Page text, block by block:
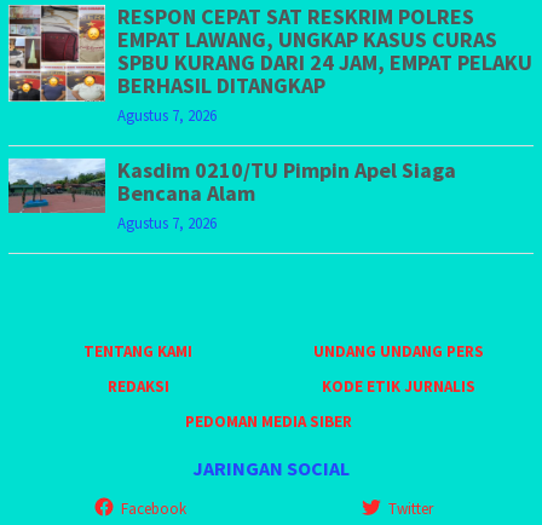
RESPON CEPAT SAT RESKRIM POLRES
EMPAT LAWANG, UNGKAP KASUS CURAS
SPBU KURANG DARI 24 JAM, EMPAT PELAKU
BERHASIL DITANGKAP
Agustus 7, 2026
Kasdim 0210/TU Pimpin Apel Siaga
Bencana Alam
Agustus 7, 2026
TENTANG KAMI
UNDANG UNDANG PERS
REDAKSI
KODE ETIK JURNALIS
PEDOMAN MEDIA SIBER
JARINGAN SOCIAL
Facebook Twitter